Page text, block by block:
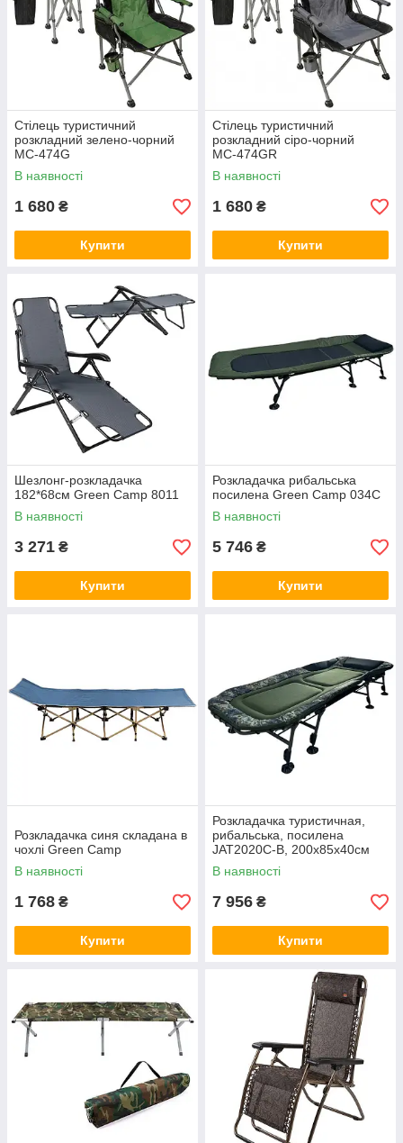
Стілець туристичний
розкладний зелено-чорний
МС-474G
В наявності
1 680 ₴
Купити
Стілець туристичний
розкладний сіро-чорний
МС-474GR
В наявності
1 680 ₴
Купити
Шезлонг-розкладачка
182*68см Green Camp 8011
В наявності
3 271 ₴
Купити
Розкладачка рибальська
посилена Green Camp 034C
В наявності
5 746 ₴
Купити
Розкладачка синя складана в
чохлі Green Camp
В наявності
1 768 ₴
Купити
Розкладачка туристичная,
рибальська, посилена
JAT2020C-B, 200х85х40см
В наявності
7 956 ₴
Купити